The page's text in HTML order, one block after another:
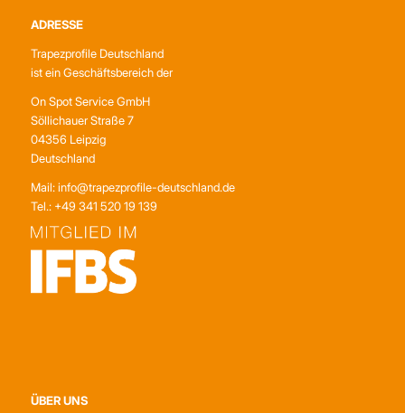
ADRESSE
Trapezprofile Deutschland
ist ein Geschäftsbereich der
On Spot Service GmbH
Söllichauer Straße 7
04356 Leipzig
Deutschland
Mail: info@trapezprofile-deutschland.de
Tel.: +49 341 520 19 139
ÜBER UNS